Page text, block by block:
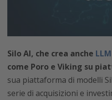
Silo AI, che crea anche
come Poro e Viking su
sua piattaforma di modelli
serie di acquisizioni e